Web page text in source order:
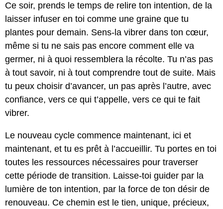
Ce soir, prends le temps de relire ton intention, de la
laisser infuser en toi comme une graine que tu
plantes pour demain. Sens-la vibrer dans ton cœur,
même si tu ne sais pas encore comment elle va
germer, ni à quoi ressemblera la récolte. Tu n’as pas
à tout savoir, ni à tout comprendre tout de suite. Mais
tu peux choisir d’avancer, un pas après l’autre, avec
confiance, vers ce qui t’appelle, vers ce qui te fait
vibrer.
Le nouveau cycle commence maintenant, ici et
maintenant, et tu es prêt à l’accueillir. Tu portes en toi
toutes les ressources nécessaires pour traverser
cette période de transition. Laisse-toi guider par la
lumière de ton intention, par la force de ton désir de
renouveau. Ce chemin est le tien, unique, précieux,